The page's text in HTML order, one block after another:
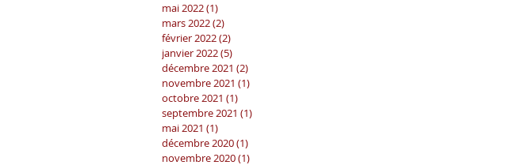
mai 2022(1)
mars 2022(2)
février 2022(2)
janvier 2022(5)
décembre 2021 (2)
novembre 2021 (1)
octobre 2021 (1)
septembre 2021 (1)
mai 2021 (1)
décembre 2020(1)
novembre 2020(1)